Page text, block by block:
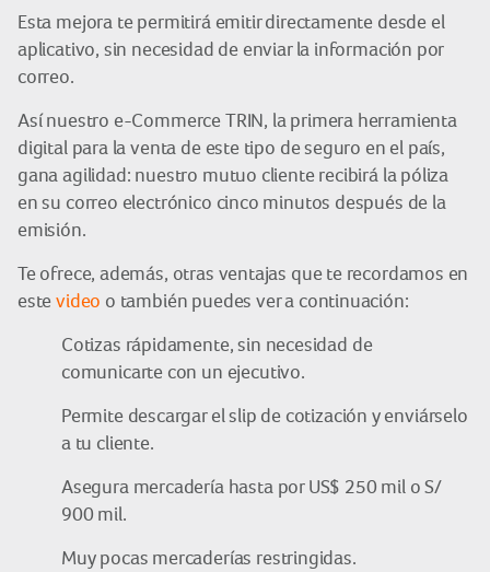
Esta mejora te permitirá emitir directamente desde el
aplicativo, sin necesidad de enviar la información por
correo.
Así nuestro e-Commerce TRIN, la primera herramienta
digital para la venta de este tipo de seguro en el país,
gana agilidad: nuestro mutuo cliente recibirá la póliza
en su correo electrónico cinco minutos después de la
emisión.
Te ofrece, además, otras ventajas que te recordamos en
estevideo o también puedes ver a continuación:
Cotizas rápidamente, sin necesidad de
comunicarte con un ejecutivo.
Permite descargar el slip de cotización y enviárselo
a tu cliente.
Asegura mercadería hasta por US$ 250 mil o S/
900 mil.
Muy pocas mercaderías restringidas.